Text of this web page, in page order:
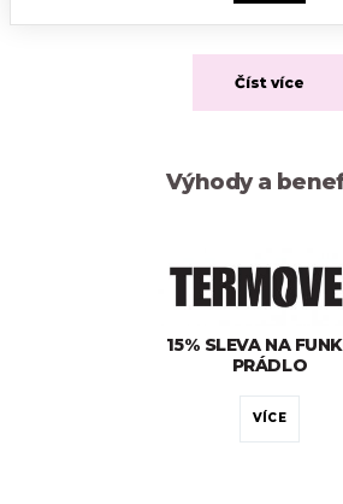
Číst více
Výhody a
15% SLEVA NA
PRÁDLO
VÍCE